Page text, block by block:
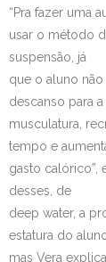
“Pra fazer uma
usar o método
suspensão, já
que o aluno
descanso para a
musculatura,
tempo e
gasto calórico”,
desses, de
deep water, a
estatura do
mas Vera